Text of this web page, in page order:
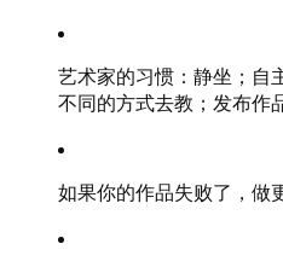
艺术家的习惯：静坐；自
不同的方式去教；发布作
如果你的作品失败了，做